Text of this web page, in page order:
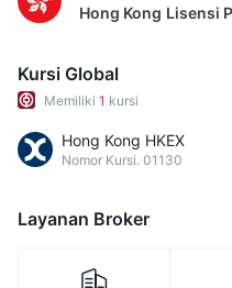
Hong Kong Lisensi
Kursi Global
Memiliki 1 kursi
Hong Kong HKEX
Nomor Kursi. 01130
Layanan Broker